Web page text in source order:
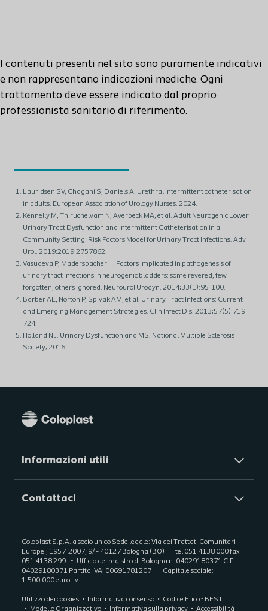
I contenuti presenti nel sito sono puramente indicativi
e non rappresentano indicazioni mediche. Ogni
trattamento deve essere indicato dal proprio
professionista sanitario di riferimento.
Lauridsen SV, Chagani S, Daniels A. Urethral intermittent catheterisation
in adults. European Association of Urology Nurses. 2024.
Kennelly M, Thiruchelvam N, Averbeck MA, et al. Adult Neurogenic Lower
Urinary Tract Dysfunction and Intermittent Catheterisation in a
Community Setting: Risk Factors Model for Urinary Tract Infections. Adv
Urol. 2019;2019:2757862.
Vasudeva P, Madersbacher H. Factors implicated in pathogenesis of
urinary tract infections in neurogenic bladders: some revered, few
forgotten, others ignored. Neurourol Urodyn. 2014;33(1):95-100.
Barber AE, Norton P, Spivak AM, et al. Urinary Tract Infections: Current
and Emerging Management Strategies. Clin Infect Dis. 2013;57(5):719-
724.
Holland N J. Urinary Dysfunction and MS. National Multiple Sclerosis
Society; 2016.
Informazioni utili
Contattaci
Coloplast S.p.A. a socio unico Sede legale: Via dei Trattati Comunitari
Europei, 1957-2007, 9/F 40127 Bologna (BO)
tel 051 4138 000 fax
051 4138 299
Ufficio del registro di Bologna n. 04029180371 C.F.:
04029180371 Partita IVA: 00691781207
Capitale sociale:
1.500.000 euro i.v.
Utilizzo dei cookies Informativa consenso
Codice Etico - BEST
Modello Organizzativo
Informativa sulla privacy Accessibilità